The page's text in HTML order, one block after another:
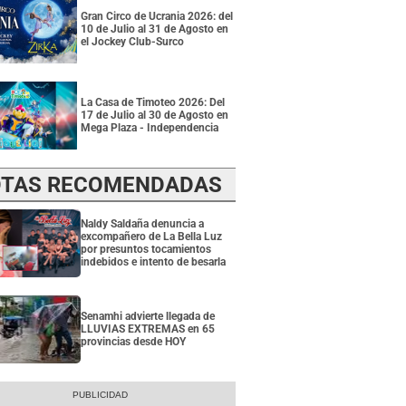
Gran Circo de Ucrania 2026: del
10 de Julio al 31 de Agosto en
el Jockey Club-Surco
La Casa de Timoteo 2026: Del
17 de Julio al 30 de Agosto en
Mega Plaza - Independencia
RECOMENDADAS
Naldy Saldaña denuncia a
excompañero de La Bella Luz
por presuntos tocamientos
indebidos e intento de besarla
Senamhi advierte llegada de
LLUVIAS EXTREMAS en 65
provincias desde HOY